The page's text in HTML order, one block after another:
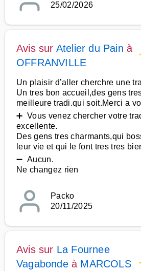
25/02/2026
Avis sur Atelier du Pain à
OFFRANVILLE
Un plaisir d’aller cherchre une
Un tres bon accueil,des gens
meilleure tradi.qui soit.Merci a
➕ Vous venez chercher votre
excellente.
Des gens tres charmants,qui
leur vie et qui le font tres tres
➖ Aucun.
Ne changez rien
Packo
20/11/2025
Avis sur La Fournee
Vagabondeà MARCOLS